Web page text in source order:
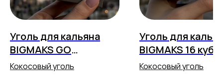
Уголь для кальяна
BIGMAKS GO
"Пейджер" 12 куб 25
Кокосовый уголь
Уголь для
BIGMAKS 16 куб
Кокосовый уголь